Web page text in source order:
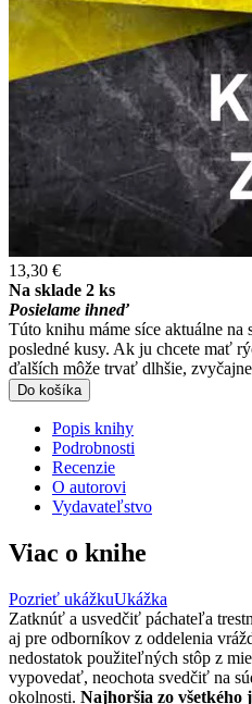
13,30 €
Na sklade 2 ks
Posielame ihneď
Túto knihu máme síce aktuálne na
posledné kusy. Ak ju chcete mať
ďalších môže trvať dlhšie,
Do košíka
Popis knihy
Podrobnosti
Recenzie
O autorovi
Vydavateľstvo
Viac o knihe
Pozrieť ukážkuUkážka
Zatknúť a usvedčiť páchateľa
aj pre odborníkov z oddelenia
nedostatok použiteľných stôp z
vypovedať, neochota svedčiť na
okolnosti. Najhoršia zo všetkého